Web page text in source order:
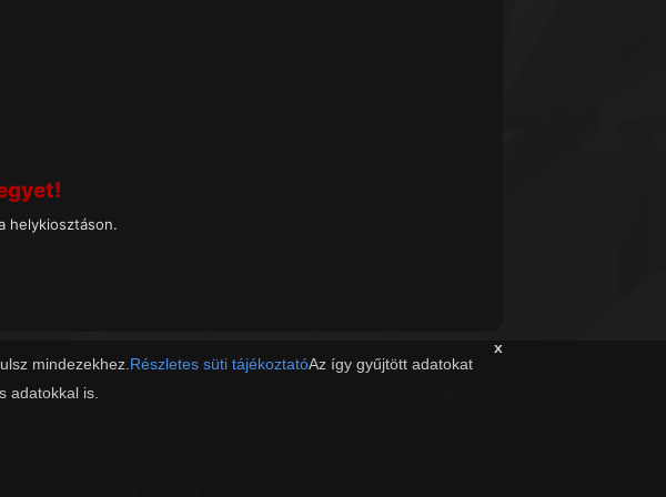
x
mindezekhez. Részletes süti tájékoztatóAz így gyűjtött adatokat
adatokkal is.
helykiosztáson.